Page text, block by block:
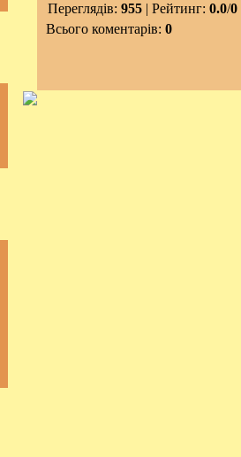
Переглядів: 955 | Рейтинг: 0.0/0
Всього коментарів: 0